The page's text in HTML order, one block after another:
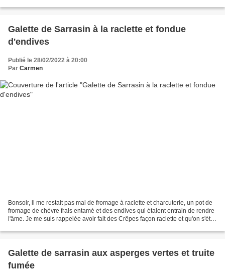
Galette de Sarrasin à la raclette et fondue
d'endives
Publié le 28/02/2022 à 20:00
Par Carmen
Bonsoir, il me restait pas mal de fromage à raclette et charcuterie, un pot de
fromage de chèvre frais entamé et des endives qui étaient entrain de rendre
l'âme. Je me suis rappelée avoir fait des Crêpes façon raclette et qu'on s'était
Galette de sarrasin aux asperges vertes et truite
fumée